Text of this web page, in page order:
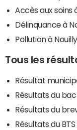
Accès aux soins
Délinquance à
Pollution à Nouilly
Tous les
Résultat
Résultats du bac
Résultats du
Résultats du BTS